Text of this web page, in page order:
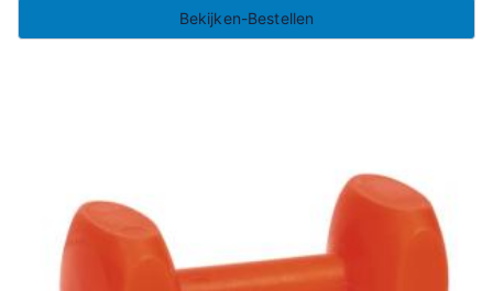
Bekijken-Bestellen